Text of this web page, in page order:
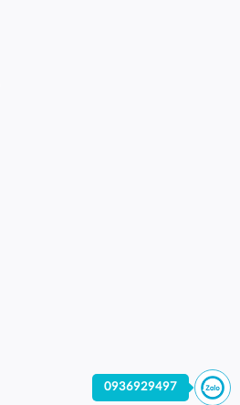
0936929497